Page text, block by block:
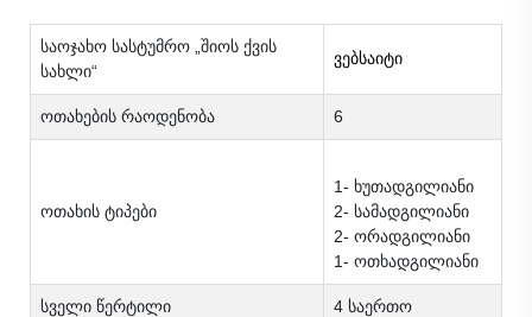
საოჯახო სასტუმრო „შიოს ქვის
სახლი“
ვებსაიტი
ოთახების რაოდენობა 6
ოთახის ტიპები
1- ხუთადგილიანი
2- სამადგილიანი
2- ორადგილიანი
1- ოთხადგილიანი
სველი წერტილი 4 საერთო